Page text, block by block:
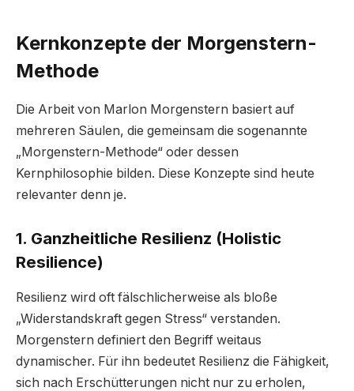
Kernkonzepte der Morgenstern-
Methode
Die Arbeit von Marlon Morgenstern basiert auf
mehreren Säulen, die gemeinsam die sogenannte
„Morgenstern-Methode“ oder dessen
Kernphilosophie bilden. Diese Konzepte sind heute
relevanter denn je.
1. Ganzheitliche Resilienz (Holistic
Resilience)
Resilienz wird oft fälschlicherweise als bloße
„Widerstandskraft gegen Stress“ verstanden.
Morgenstern definiert den Begriff weitaus
dynamischer. Für ihn bedeutet Resilienz die Fähigkeit,
sich nach Erschütterungen nicht nur zu erholen,